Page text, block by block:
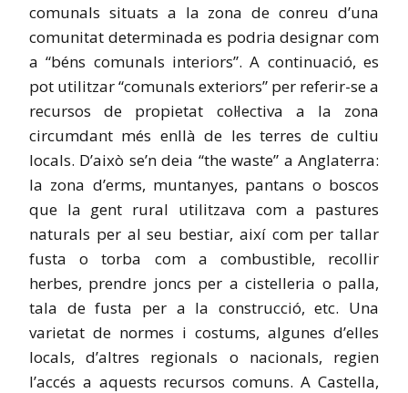
comunals situats a la zona de conreu d’una
comunitat determinada es podria designar com
a “béns comunals interiors”. A continuació, es
pot utilitzar “comunals exteriors” per referir-se a
recursos de propietat col·lectiva a la zona
circumdant més enllà de les terres de cultiu
locals. D’això se’n deia “the waste” a Anglaterra:
la zona d’erms, muntanyes, pantans o boscos
que la gent rural utilitzava com a pastures
naturals per al seu bestiar, així com per tallar
fusta o torba com a combustible, recollir
herbes, prendre joncs per a cistelleria o palla,
tala de fusta per a la construcció, etc. Una
varietat de normes i costums, algunes d’elles
locals, d’altres regionals o nacionals, regien
l’accés a aquests recursos comuns. A Castella,